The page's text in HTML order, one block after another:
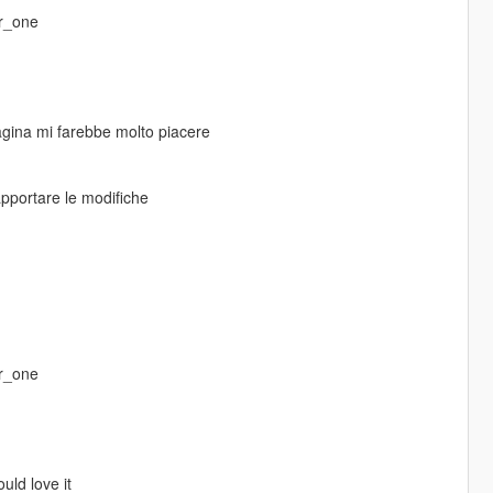
mi farebbe molto piacere
le modifiche
love it